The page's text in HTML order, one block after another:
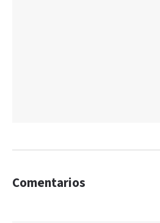
Comentarios